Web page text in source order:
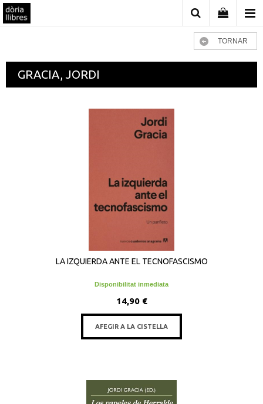
TORNAR
GRACIA, JORDI
LA IZQUIERDA ANTE EL TECNOFASCISMO
Disponibilitat inmediata
14,90 €
AFEGIR A LA CISTELLA